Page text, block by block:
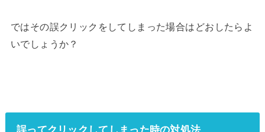
ではその誤クリックをしてしまった場合はどおしたらよ
いでしょうか？